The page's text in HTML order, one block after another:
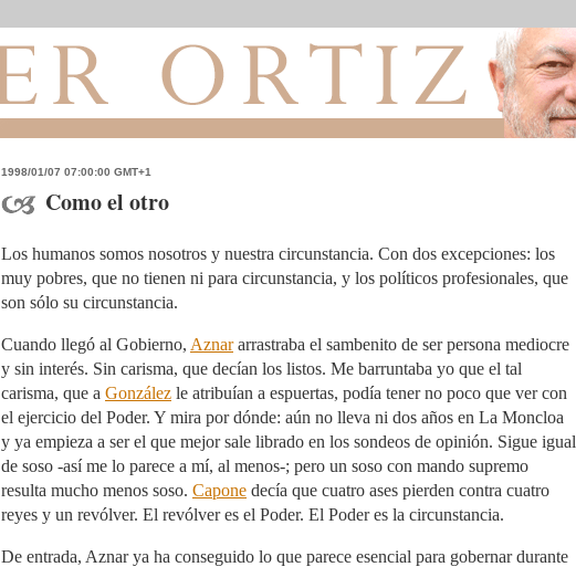
1998/01/07 07:00:00 GMT+1
Como el otro
Los humanos somos nosotros y nuestra circunstancia. Con dos excepciones: los
muy pobres, que no tienen ni para circunstancia, y los políticos profesionales, que
son sólo su circunstancia.
Cuando llegó al Gobierno, Aznararrastraba el sambenito de ser persona mediocre
y sin interés. Sin carisma, que decían los listos. Me barruntaba yo que el tal
carisma, que a González le atribuían a espuertas, podía tener no poco que ver con
el ejercicio del Poder. Y mira por dónde: aún no lleva ni dos años en La Moncloa
y ya empieza a ser el que mejor sale librado en los sondeos de opinión. Sigue igual
de soso -así me lo parece a mí, al menos-; pero un soso con mando supremo
resulta mucho menos soso. Capone decía que cuatro ases pierden contra cuatro
reyes y un revólver. El revólver es el Poder. El Poder es la circunstancia.
De entrada, Aznar ya ha conseguido lo que parece esencial para gobernar durante